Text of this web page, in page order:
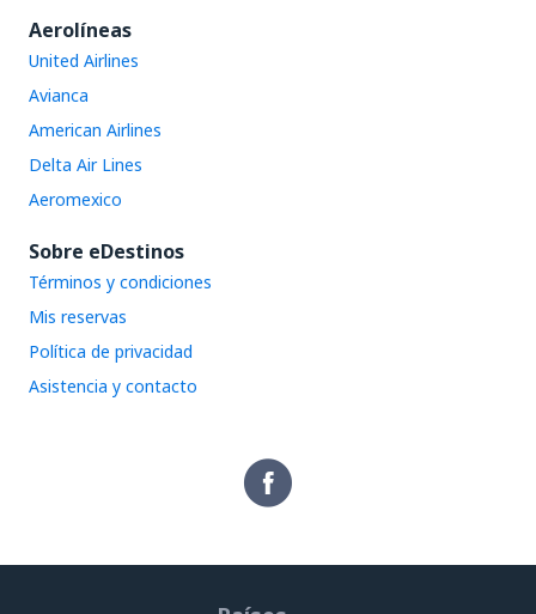
Aerolíneas
United Airlines
Avianca
American Airlines
Delta Air Lines
Aeromexico
Sobre eDestinos
Términos y condiciones
Mis reservas
Política de privacidad
Asistencia y contacto